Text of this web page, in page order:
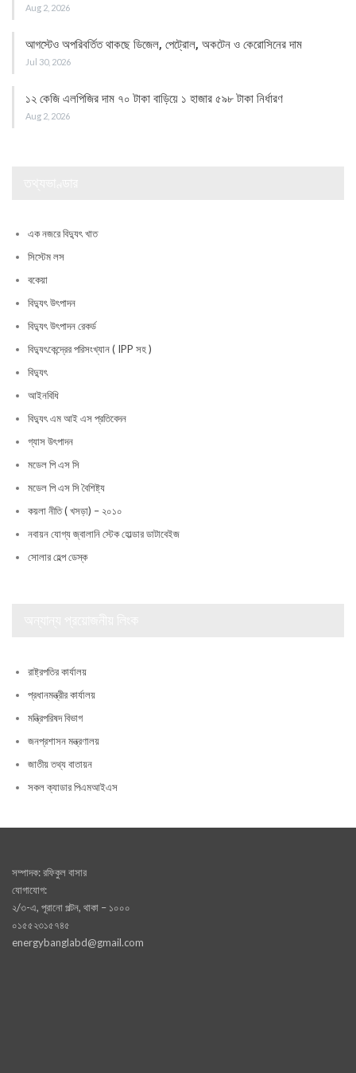
Aug 2, 2026
আগস্টেও অপরিবর্তিত থাকছে ডিজেল, পেট্রোল, অকটেন ও কেরোসিনের দাম
Jul 30, 2026
১২ কেজি এলপিজির দাম ৭০ টাকা বাড়িয়ে ১ হাজার ৫৯৮ টাকা নির্ধারণ
Aug 2, 2026
এক নজরে বিদ্যুৎ খাত
সিস্টেম লস
বকেয়া
বিদ্যুৎ উৎপাদন
বিদ্যুৎ উৎপাদন রেকর্ড
বিদ্যুৎকেন্দ্রের পরিসংখ্যান ( IPP সহ )
বিদ্যুৎ
আইনবিধি
বিদ্যুৎ এম আই এস প্রতিবেদন
গ্যাস উৎপাদন
মডেল পি এস সি
মডেল পি এস সি বৈশিষ্ট্য
কয়লা নীতি ( খসড়া) – ২০১০
নবায়ন যোগ্য জ্বালানি স্টেক হোল্ডার ডাটাবেইজ
সোলার হেল্প ডেস্ক
রাষ্ট্রপতির কার্যালয়
প্রধানমন্ত্রীর কার্যালয়
মন্ত্রিপরিষদ বিভাগ
জনপ্রশাসন মন্ত্রণালয়
জাতীয় তথ্য বাতায়ন
সকল ক্যাডার পিএমআইএস
সম্পাদক: রফিকুল বাসার
যোগাযোগ:
২/৩-এ, পূরানো পল্টন, থাকা – ১০০০
০১৫৫২৩১৫৭৪৫
energybanglabd@gmail.com